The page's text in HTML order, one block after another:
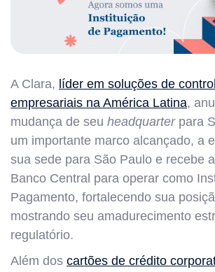
A Clara, líder em soluções de
empresariais na América Latina,
mudança de seu headquarter para
um importante marco alcançado, a
sua sede para São Paulo e recebe
Banco Central para operar como
Pagamento, fortalecendo sua
mostrando seu amadurecimento
regulatório.
Além dos cartões de crédito